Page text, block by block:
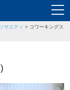
サエティ > コワーキングス